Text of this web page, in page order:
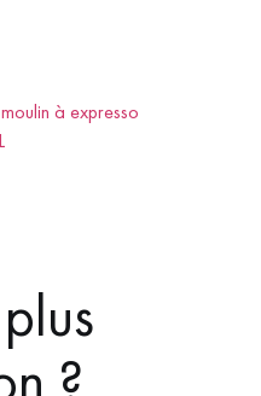
moulin à expresso